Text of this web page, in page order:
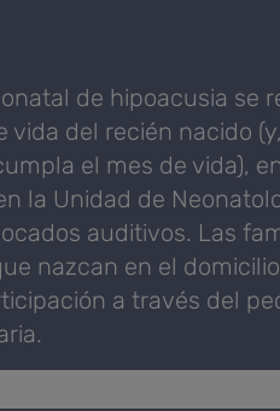
de hipoacusia se
vida del recién nacido
el mes de vida),
la Unidad de
auditivos. Las
nazcan en el
a través del